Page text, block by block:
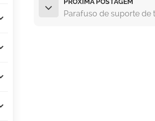
Parafuso de suporte de